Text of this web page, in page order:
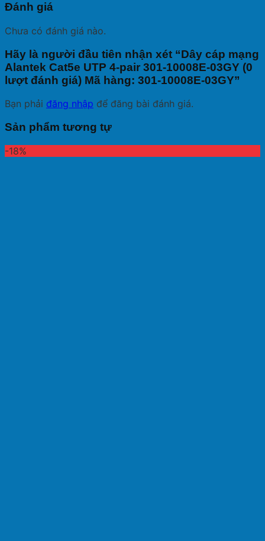
Đánh giá
Chưa có đánh giá nào.
Hãy là người đầu tiên nhận xét “Dây cáp mạng
Alantek Cat5e UTP 4-pair 301-10008E-03GY (0
lượt đánh giá) Mã hàng: 301-10008E-03GY”
Bạn phải đăng nhập để đăng bài đánh giá.
Sản phẩm tương tự
-18%